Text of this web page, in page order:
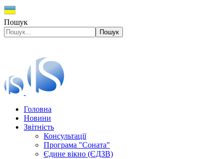
Пошук
Пошук
Головна
Новини
Звітність
Консультації
Програма "Соната"
Єдине вікно (ЄДЗВ)